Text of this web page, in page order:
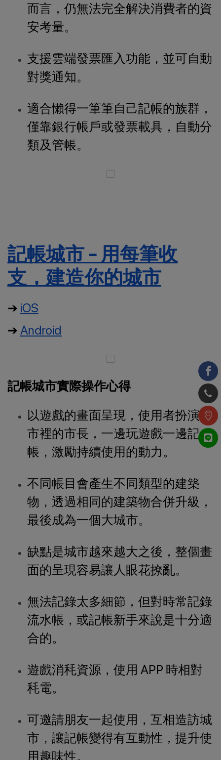
而言，仍無法完全解決消費者的資
安考量。
支援雲端發票匯入功能，並可自動
對獎通知。
適合懶得一筆筆自己記帳的族群，
僅靠銀行帳戶或發票載具，自動分
類及管帳。
記帳城市 - 用每筆收
支，建造你的城市
➔ iOS
➔ Android
記帳城市實際操作心得
以遊戲的畫面呈現，使用者扮演城
市裡的市長，一邊玩遊戲一邊記
帳，激勵持續使用的動力。
不同帳目會產生不同類型的建築
物，透過相同的建築物合併升級，
最後成為一個大城市。
缺點是城市越來越大之後，整個畫
面的呈現容易讓人眼花撩亂。
無法記錄太多細節，但對時常記錄
流水帳，或記帳新手來說是十分適
合的。
遊戲消秏資源，使用 APP 時相對
秏電。
可邀請朋友一起使用，互相造訪城
市，讓記帳變得有互動性，提升使
用趣味性。